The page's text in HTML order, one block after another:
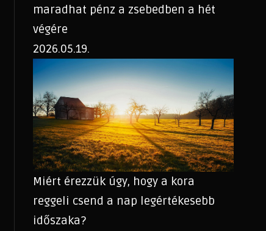
maradhat pénz a zsebedben a hét
végére
2026.05.19.
Miért érezzük úgy, hogy a kora
reggeli csend a nap legértékesebb
időszaka?